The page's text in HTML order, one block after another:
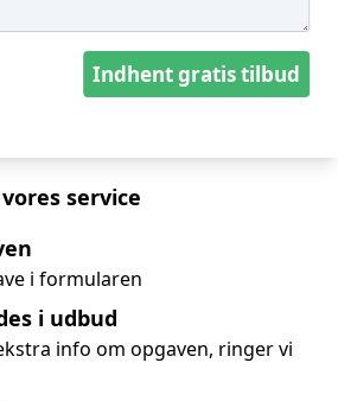
service
i formularen
i udbud
info om opgaven, ringer vi
Indhent gratis tilbud